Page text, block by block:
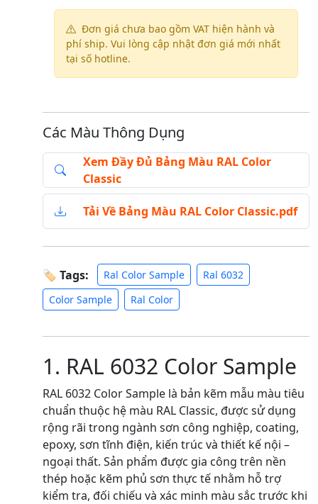
Đơn giá chưa bao gồm VAT hiện hành và
phí ship. Vui lòng cập nhật đơn giá mới nhất
tại số hotline.
Các Màu Thông Dụng
Xem Đầy Đủ Bảng Màu RAL Color
Classic
Tải Về Bảng Màu RAL Color Classic.pdf
🏷 Tags: Ral Color Sample
Ral 6032
Color Sample
Ral Color
1. RAL 6032 Color Sample
RAL 6032 Color Sample là bản kẽm mẫu màu tiêu
chuẩn thuộc hệ màu RAL Classic, được sử dụng
rộng rãi trong ngành sơn công nghiệp, coating,
epoxy, sơn tĩnh điện, kiến trúc và thiết kế nội –
ngoại thất. Sản phẩm được gia công trên nền
thép hoặc kẽm phủ sơn thực tế nhằm hỗ trợ
kiểm tra, đối chiếu và xác minh màu sắc trước khi